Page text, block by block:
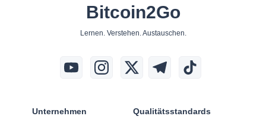
Bitcoin2Go
Lernen. Verstehen. Austauschen.
Unternehmen Qualitätsstandards